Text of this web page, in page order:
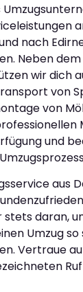
nach
Neben
wir dich
von
von
und
aus
daran,
Umzug
Vertraue